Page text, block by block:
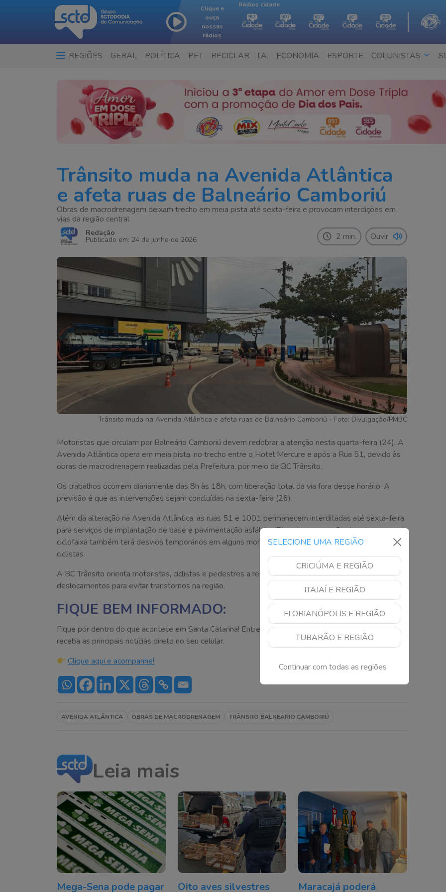
Clique e
ouça
nossas
rádios
Rádios cidade
REGIÕES GERAL POLÍTICA PET RECICLAR I.A. ECONOMIA ESPORTE COLUNISTAS
SELECIONE UMA REGIÃO
CRICIÚMA E REGIÃO
ITAJAÍ E REGIÃO
FLORIANÓPOLIS E REGIÃO
TUBARÃO E REGIÃO
Continuar com todas as regiões
Trânsito muda na Avenida Atlântica
e afeta ruas de Balneário Camboriú
Obras de macrodrenagem deixam trecho em meia pista até sexta-feira e provocam interdições em
vias da região central
Redação
Publicado em: 24 de junho de 2026 2 min. Ouvir
Trânsito muda na Avenida Atlântica e afeta ruas de Balneário Camboriú - Foto: Divulgação/PMBC
Motoristas que circulam por Balneário Camboriú devem redobrar a atenção nesta quarta-feira (24). A
Avenida Atlântica opera em meia pista, no trecho entre o Hotel Mercure e após a Rua 51, devido às
obras de macrodrenagem realizadas pela Prefeitura, por meio da BC Trânsito.
Os trabalhos ocorrem diariamente das 8h às 18h, com liberação total da via fora desse horário. A
previsão é que as intervenções sejam concluídas na sexta-feira (26).
Além da alteração na Avenida Atlântica, as ruas 51 e 1001 permanecem interditadas até sexta-feira
para serviços de implantação de base e pavimentação asfáltica. Durante a execução das obras, a
ciclofaixa também terá desvios temporários em alguns momentos para garantir a segurança dos
ciclistas.
A BC Trânsito orienta motoristas, ciclistas e pedestres a respeitarem a sinalização e planejarem seus
deslocamentos para evitar transtornos na região.
FIQUE BEM INFORMADO:
Fique por dentro do que acontece em Santa Catarina! Entre agora no nosso canal no WhatsApp e
receba as principais notícias direto no seu celular.
Clique aqui e acompanhe!
AVENIDA ATLÂNTICA OBRAS DE MACRODRENAGEM TRÂNSITO BALNEÁRIO CAMBORIÚ
Leia mais
Mega-Sena pode pagar
Oito aves silvestres
Maracajá poderá